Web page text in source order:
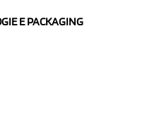
E PACKAGING